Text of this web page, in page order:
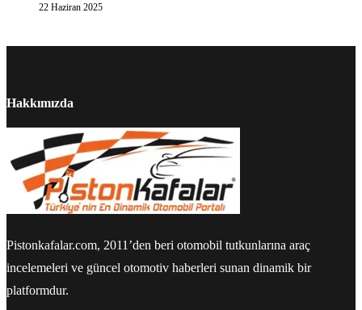
22 Haziran 2025
Hakkımızda
Pistonkafalar.com, 2011’den beri otomobil tutkunlarına araç
incelemeleri ve güncel otomotiv haberleri sunan dinamik bir
platformdur.